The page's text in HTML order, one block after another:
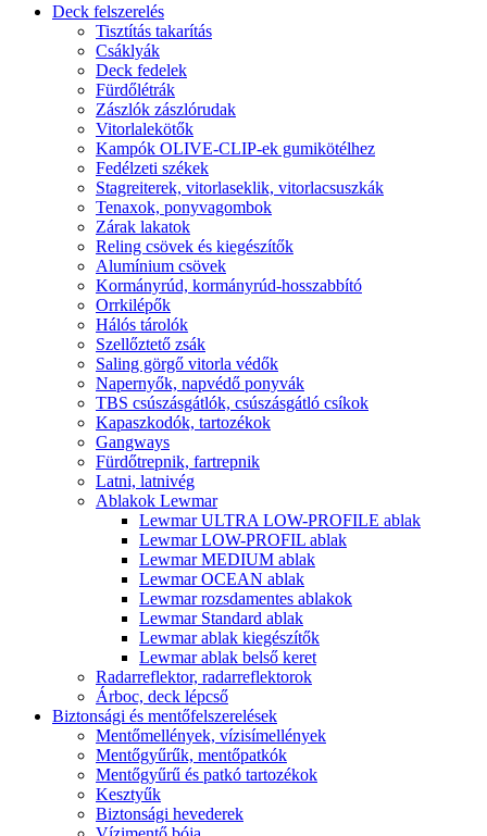
Deck felszerelés
Tisztítás takarítás
Csáklyák
Deck fedelek
Fürdőlétrák
Zászlók zászlórudak
Vitorlalekötők
Kampók OLIVE-CLIP-ek gumikötélhez
Fedélzeti székek
Stagreiterek, vitorlaseklik, vitorlacsuszkák
Tenaxok, ponyvagombok
Zárak lakatok
Reling csövek és kiegészítők
Alumínium csövek
Kormányrúd, kormányrúd-hosszabbító
Orrkilépők
Hálós tárolók
Szellőztető zsák
Saling görgő vitorla védők
Napernyők, napvédő ponyvák
TBS csúszásgátlók, csúszásgátló csíkok
Kapaszkodók, tartozékok
Gangways
Fürdőtrepnik, fartrepnik
Latni, latnivég
Ablakok Lewmar
Lewmar ULTRA LOW-PROFILE ablak
Lewmar LOW-PROFIL ablak
Lewmar MEDIUM ablak
Lewmar OCEAN ablak
Lewmar rozsdamentes ablakok
Lewmar Standard ablak
Lewmar ablak kiegészítők
Lewmar ablak belső keret
Radarreflektor, radarreflektorok
Árboc, deck lépcső
Biztonsági és mentőfelszerelések
Mentőmellények, vízisímellények
Mentőgyűrűk, mentőpatkók
Mentőgyűrű és patkó tartozékok
Kesztyűk
Biztonsági hevederek